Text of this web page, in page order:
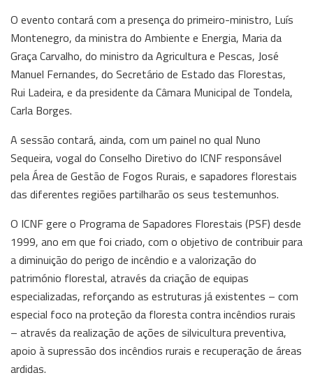
O evento contará com a presença do primeiro-ministro, Luís
Montenegro, da ministra do Ambiente e Energia, Maria da
Graça Carvalho, do ministro da Agricultura e Pescas, José
Manuel Fernandes, do Secretário de Estado das Florestas,
Rui Ladeira, e da presidente da Câmara Municipal de Tondela,
Carla Borges.
A sessão contará, ainda, com um painel no qual Nuno
Sequeira, vogal do Conselho Diretivo do ICNF responsável
pela Área de Gestão de Fogos Rurais, e sapadores florestais
das diferentes regiões partilharão os seus testemunhos.
O ICNF gere o Programa de Sapadores Florestais (PSF) desde
1999, ano em que foi criado, com o objetivo de contribuir para
a diminuição do perigo de incêndio e a valorização do
património florestal, através da criação de equipas
especializadas, reforçando as estruturas já existentes – com
especial foco na proteção da floresta contra incêndios rurais
– através da realização de ações de silvicultura preventiva,
apoio à supressão dos incêndios rurais e recuperação de áreas
ardidas.